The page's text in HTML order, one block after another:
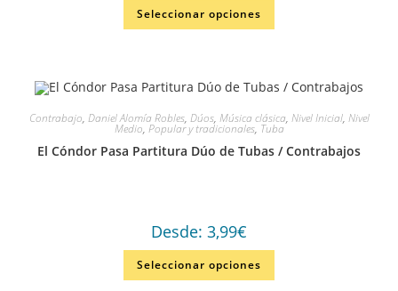
Seleccionar opciones
Contrabajo, Daniel Alomía Robles, Dúos, Música clásica, Nivel Inicial, Nivel
Medio, Popular y tradicionales, Tuba
El Cóndor Pasa Partitura Dúo de Tubas / Contrabajos
Desde: 3,99€
Seleccionar opciones